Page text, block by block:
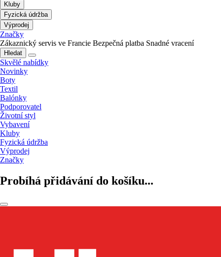
Kluby
Fyzická údržba
Výprodej
Značky
Zákaznický servis ve Francie Bezpečná platba Snadné vracení
Hledat
Skvělé nabídky
Novinky
Boty
Textil
Balónky
Podporovatel
Životní styl
Vybavení
Kluby
Fyzická údržba
Výprodej
Značky
Probíhá přidávání do košíku...